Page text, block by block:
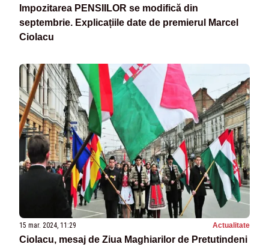
Impozitarea PENSIILOR se modifică din
septembrie. Explicațiile date de premierul Marcel
Ciolacu
15 mar. 2024, 11:29 Actualitate
Ciolacu, mesaj de Ziua Maghiarilor de Pretutindeni